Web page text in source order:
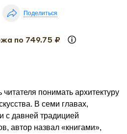
Поделиться
по 749.75 ₽
читателя понимать архитектуру
В семи главах,
с давней традицией
автор назвал «книгами»,